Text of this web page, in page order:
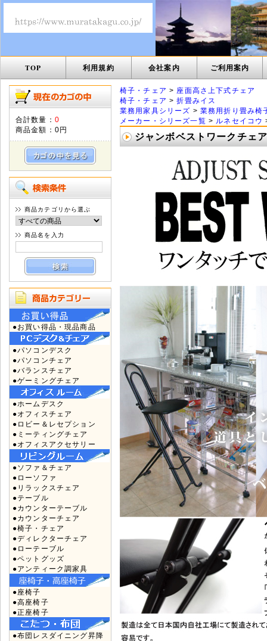
TOP 利用規約 会社案内 ご利用案内
合計数量： 0
商品金額： 0円
商品カテゴリから選ぶ
商品名を入力
●お買い得品・現品商品
●パソコンデスク
●パソコンチェア
●バランスチェア
●ゲーミングチェア
●ホームデスク
●オフィスチェア
●ロビー＆レセプション
●ミーティングチェア
●オフィスアクセサリー
●ソファ＆チェア
●ローソファ
●リラックスチェア
●テーブル
●カウンターテーブル
●カウンターチェア
●椅子・チェア
●ディレクターチェア
●ローテーブル
●ペットグッズ
●アンティーク調家具
●座椅子
●高座椅子
●正座椅子
●布団レスダイニング昇降
椅子・チェア > 座面高さ上下式チェア
椅子・チェア >折畳みイス
業務用家具シリーズ > 業務用折り畳み椅
メーカー・シリーズ一覧 > ルネセイコウ
ジャンボベストワークチェ